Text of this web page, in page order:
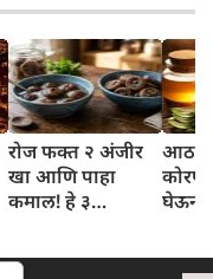
रोज फक्त २ अंजीर
खा आणि पाहा
कमाल! हे ३
घेऊन